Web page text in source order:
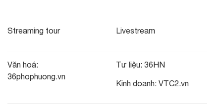
Streaming tour Livestream
Văn hoá:
36phophuong.vn
Tư liệu: 36HN
Kinh doanh: VTC2.vn